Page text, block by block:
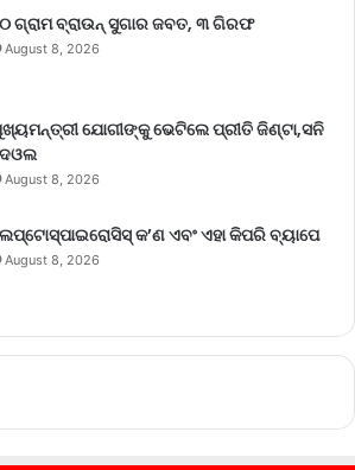
ଗ୍ରାମ ବ୍ରାଉନ୍ ସୁଗାର ଜବତ, ୩ ଗିରଫ
August 8, 2026
ଯୋଗୀଙ୍କୁ ଭେଟିଲେ ପ୍ରୀତି ଜିଣ୍ଟା,ସନି
August 8, 2026
କ’ଣ ଏବଂ ଏହା କିପରି ବ୍ୟାପେ
August 8, 2026